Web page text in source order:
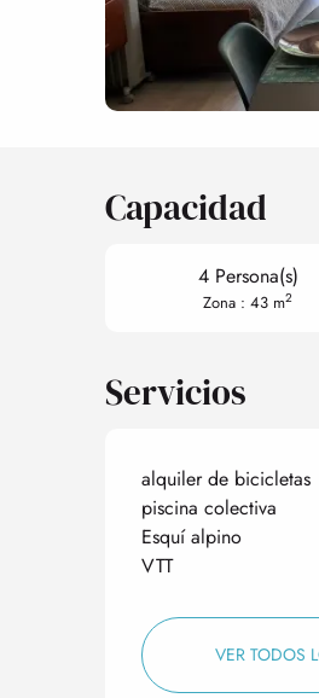
Capacidad
4 Persona(s)
Zona : 43 m2
Servicios
alquiler de bicicletas
piscina colectiva
Esquí alpino
VTT
VER TODOS